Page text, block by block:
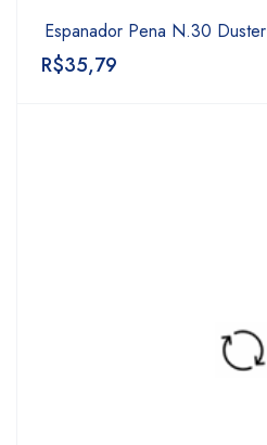
Espanador Pena N.30 Duster
R$35,79